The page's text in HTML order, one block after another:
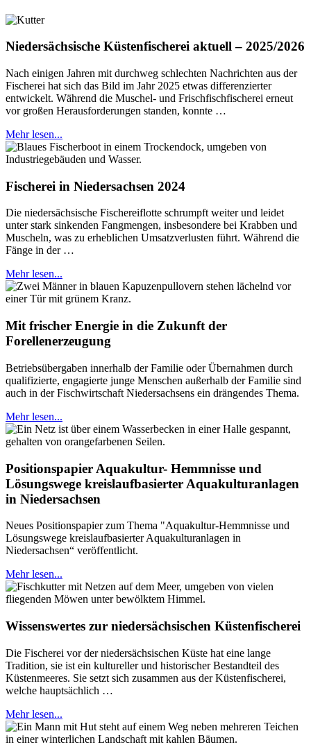
Niedersächsische Küstenfischerei aktuell – 2025/2026
Nach einigen Jahren mit durchweg schlechten Nachrichten aus der
Fischerei hat sich das Bild im Jahr 2025 etwas differenzierter
entwickelt. Während die Muschel- und Frischfischfischerei erneut
vor großen Herausforderungen standen, konnte …
Mehr lesen...
Fischerei in Niedersachsen 2024
Die niedersächsische Fischereiflotte schrumpft weiter und leidet
unter stark sinkenden Fangmengen, insbesondere bei Krabben und
Muscheln, was zu erheblichen Umsatzverlusten führt. Während die
Fänge in der …
Mehr lesen...
Mit frischer Energie in die Zukunft der
Forellenerzeugung
Betriebsübergaben innerhalb der Familie oder Übernahmen durch
qualifizierte, engagierte junge Menschen außerhalb der Familie sind
auch in der Fischwirtschaft Niedersachsens ein drängendes Thema.
Mehr lesen...
Positionspapier Aquakultur- Hemmnisse und
Lösungswege kreislaufbasierter Aquakulturanlagen
in Niedersachsen
Neues Positionspapier zum Thema "Aquakultur-Hemmnisse und
Lösungswege kreislaufbasierter Aquakulturanlagen in
Niedersachsen“ veröffentlicht.
Mehr lesen...
Wissenswertes zur niedersächsischen Küstenfischerei
Die Fischerei vor der niedersächsischen Küste hat eine lange
Tradition, sie ist ein kultureller und historischer Bestandteil des
Küstenmeeres. Sie setzt sich zusammen aus der Küstenfischerei,
welche hauptsächlich …
Mehr lesen...